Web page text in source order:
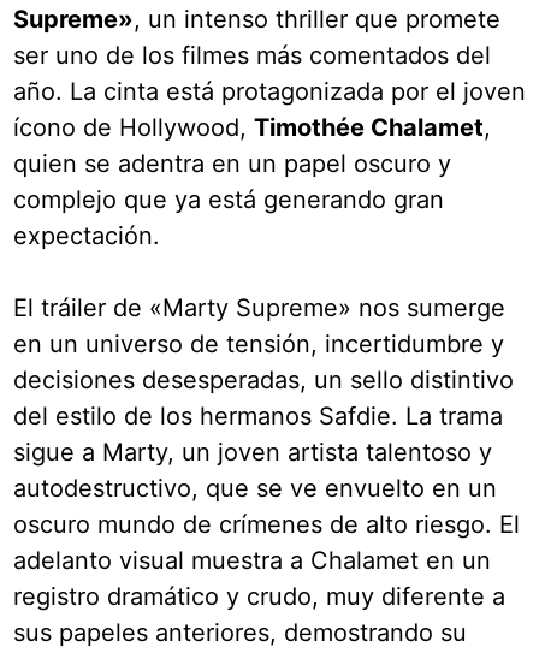
Supreme», un intenso thriller que promete
ser uno de los filmes más comentados del
año. La cinta está protagonizada por el joven
ícono de Hollywood, Timothée Chalamet,
quien se adentra en un papel oscuro y
complejo que ya está generando gran
expectación.
El tráiler de «Marty Supreme» nos sumerge
en un universo de tensión, incertidumbre y
decisiones desesperadas, un sello distintivo
del estilo de los hermanos Safdie. La trama
sigue a Marty, un joven artista talentoso y
autodestructivo, que se ve envuelto en un
oscuro mundo de crímenes de alto riesgo. El
adelanto visual muestra a Chalamet en un
registro dramático y crudo, muy diferente a
sus papeles anteriores, demostrando su